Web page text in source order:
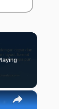
×